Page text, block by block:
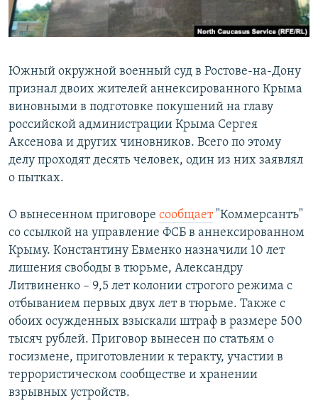
Все сайты РСЕ/РС
Южный окружной военный суд в Ростове-на-Дону
признал двоих жителей аннексированного Крыма
виновными в подготовке покушений на главу
российской администрации Крыма Сергея
Аксенова и других чиновников. Всего по этому
делу проходят десять человек, один из них заявлял
о пытках.
О вынесенном приговоре сообщает"Коммерсантъ"
со ссылкой на управление ФСБ в аннексированном
Крыму. Константину Евменко назначили 10 лет
лишения свободы в тюрьме, Александру
Литвиненко – 9,5 лет колонии строгого режима с
отбыванием первых двух лет в тюрьме. Также с
обоих осужденных взыскали штраф в размере 500
тысяч рублей. Приговор вынесен по статьям о
госизмене, приготовлении к теракту, участии в
террористическом сообществе и хранении
взрывных устройств.